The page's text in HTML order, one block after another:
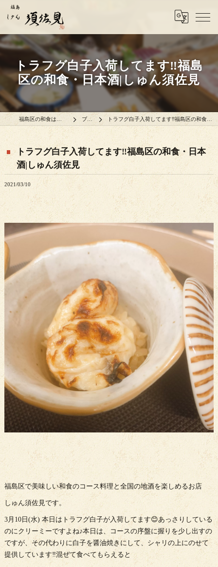
トラフグ白子入荷してます‼️福島
区の和食・日本酒|しゅん須佐見
ブログ トラフグ白子入荷してます‼️福島区の和食・日本酒|しゅん須佐見
トラフグ白子入荷してます‼️福島区の和食・日本
酒|しゅん須佐見
2021/03/10
福島区で美味しい和食のコース料理と全国の地酒を楽しめるお店
しゅん須佐見です。
3月10日(水) 本日はトラフグ白子が入荷してます😊あっさりしている
のにクリーミーですよね♪本日は、コースの序盤に握りを少し出すの
ですが、その代わりに白子を醤油焼きにして、シャリの上にのせて
提供しています‼️混ぜて食べてもらえると